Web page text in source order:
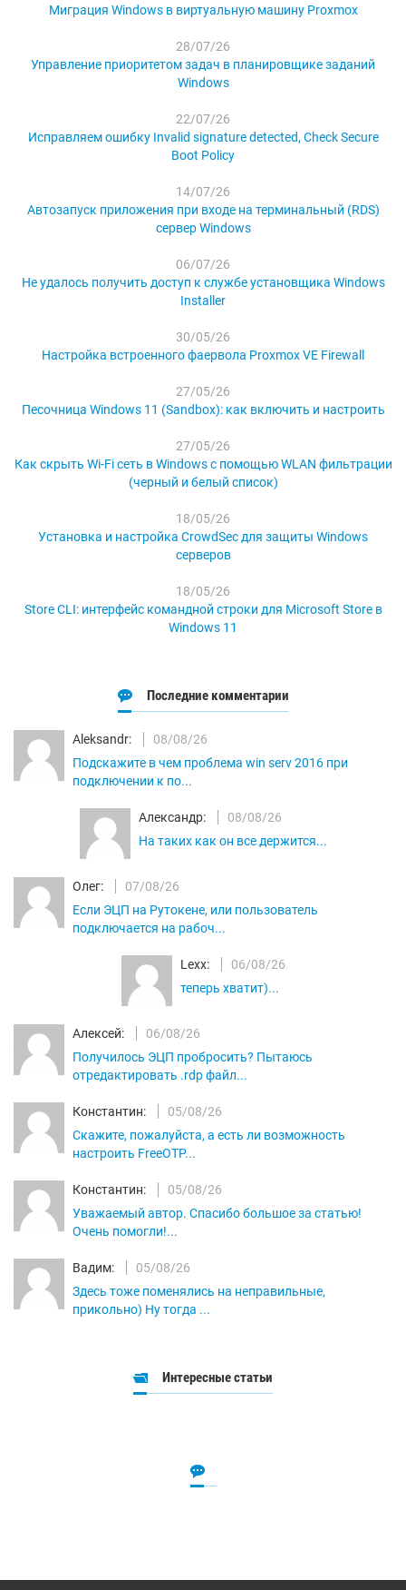
Миграция Windows в виртуальную машину Proxmox
28/07/26
Управление приоритетом задач в планировщике заданий
Windows
22/07/26
Исправляем ошибку Invalid signature detected, Check Secure
Boot Policy
14/07/26
Автозапуск приложения при входе на терминальный (RDS)
сервер Windows
06/07/26
Не удалось получить доступ к службе установщика Windows
Installer
30/05/26
Настройка встроенного фаервола Proxmox VE Firewall
27/05/26
Песочница Windows 11 (Sandbox): как включить и настроить
27/05/26
Как скрыть Wi-Fi сеть в Windows с помощью WLAN фильтрации
(черный и белый список)
18/05/26
Установка и настройка CrowdSec для защиты Windows
серверов
18/05/26
Store CLI: интерфейс командной строки для Microsoft Store в
Windows 11
Последние комментарии
Aleksandr:
08/08/26
Подскажите в чем проблема win serv 2016 при
подключении к по...
Александр:
08/08/26
На таких как он все держится...
Олег:
07/08/26
Если ЭЦП на Рутокене, или пользователь
подключается на рабоч...
Lexx:
06/08/26
теперь хватит)...
Алексей:
06/08/26
Получилось ЭЦП пробросить? Пытаюсь
отредактировать .rdp файл...
Константин:
05/08/26
Скажите, пожалуйста, а есть ли возможность
настроить FreeOTP...
Константин:
05/08/26
Уважаемый автор. Спасибо большое за статью!
Очень помогли!...
Вадим:
05/08/26
Здесь тоже поменялись на неправильные,
прикольно) Ну тогда ...
Интересные статьи